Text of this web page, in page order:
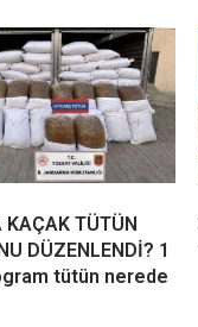
KAÇAK TÜTÜN
DÜZENLENDİ? 1
tütün nerede